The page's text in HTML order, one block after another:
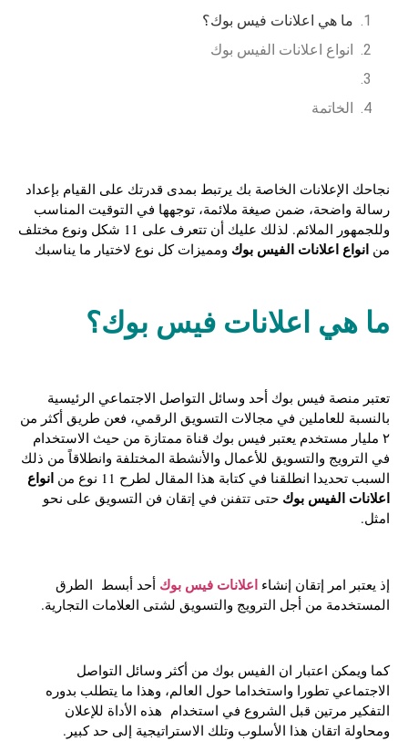
ما هي اعلانات فيس بوك؟
انواع اعلانات الفيس بوك
الخاتمة
نجاحك الإعلانات الخاصة بك يرتبط بمدى قدرتك على القيام بإعداد
رسالة واضحة، ضمن صيغة ملائمة، توجهها في التوقيت المناسب
وللجمهور الملائم. لذلك عليك أن تتعرف على 11 شكل ونوع مختلف
منانواع اعلانات الفيس بوكومميزات كل نوع لاختيار ما يناسبك
ما هي اعلانات فيس بوك؟
تعتبر منصة فيس بوك أحد وسائل التواصل الاجتماعي الرئيسية
بالنسبة للعاملين في مجالات التسويق الرقمي، فعن طريق أكثر من
٢ مليار مستخدم يعتبر فيس بوك قناة ممتازة من حيث الاستخدام
في الترويج والتسويق للأعمال والأنشطة المختلفة وانطلاقاً من ذلك
السبب تحديدا انطلقنا في كتابة هذا المقال لطرح 11 نوع من
انواع
اعلانات الفيس بوكحتى تتفنن في إتقان فن التسويق على نحو
امثل.
إذ يعتبر امر إتقان إنشاءاعلانات فيس بوكأحد أبسط الطرق
المستخدمة من أجل الترويج والتسويق لشتى العلامات التجارية.
كما ويمكن اعتبار ان الفيس بوك من أكثر وسائل التواصل
الاجتماعي تطورا واستخداما حول العالم، وهذا ما يتطلب بدوره
التفكير مرتين قبل الشروع في استخدام هذه الأداة للإعلان
ومحاولة اتقان هذا الأسلوب وتلك الاستراتيجية إلى حد كبير.